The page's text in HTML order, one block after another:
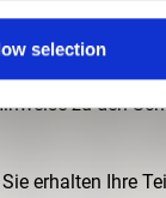
selection
zu den
erhalten Ihre